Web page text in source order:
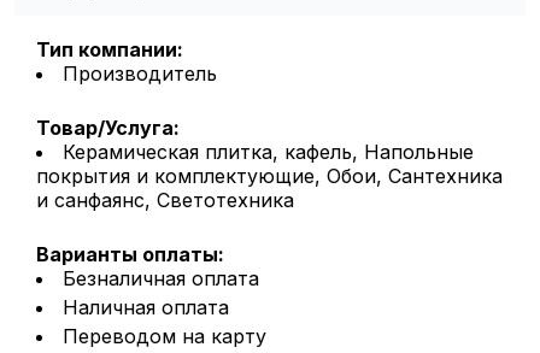
Тип компании:
Производитель
Товар/Услуга:
Керамическая плитка, кафель, Напольные
покрытия и комплектующие, Обои, Сантехника
и санфаянс, Светотехника
Варианты оплаты:
Безналичная оплата
Наличная оплата
Переводом на карту